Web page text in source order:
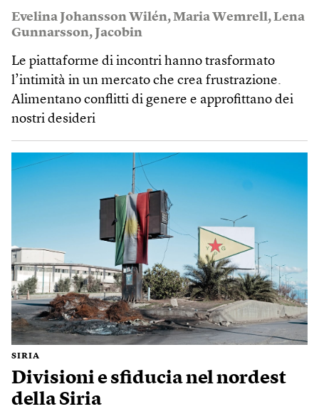
Evelina Johansson Wilén,Maria Wemrell,Lena
Gunnarsson, Jacobin
Le piattaforme di incontri hanno trasformato
l’intimità in un mercato che crea frustrazione.
Alimentano conflitti di genere e approfittano dei
nostri desideri
SIRIA
Divisioni e sfiducia nel nordest
della Siria